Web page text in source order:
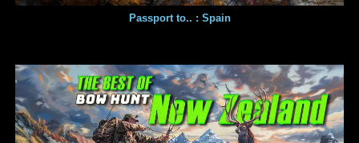
Passport to.. : Spain